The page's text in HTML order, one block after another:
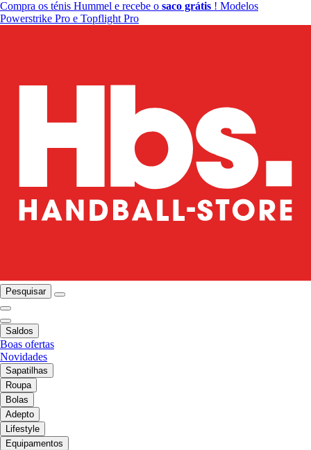
Compra os ténis Hummel e recebe o saco grátis ! Modelos
Powerstrike Pro e Topflight Pro
Pesquisar
Saldos
Boas ofertas
Novidades
Sapatilhas
Roupa
Bolas
Adepto
Lifestyle
Equipamentos